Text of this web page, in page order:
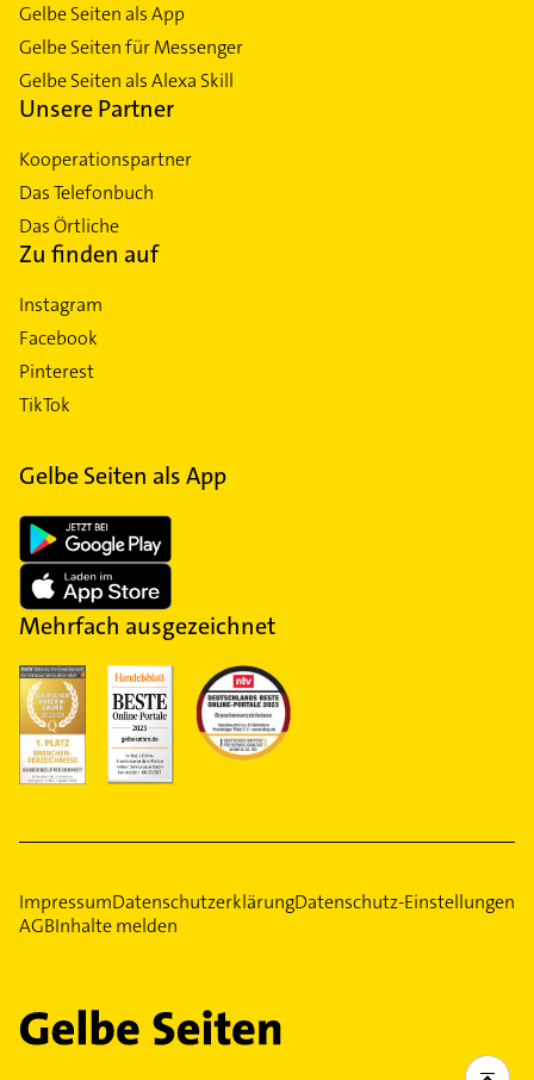
Gelbe Seiten als App
Gelbe Seiten für Messenger
Gelbe Seiten als Alexa Skill
Unsere Partner
Kooperationspartner
Das Telefonbuch
Das Örtliche
Zu finden auf
Instagram
Facebook
Pinterest
TikTok
Gelbe Seiten als App
Mehrfach ausgezeichnet
ImpressumDatenschutzerklärungDatenschutz-Einstellungen
AGBInhalte melden